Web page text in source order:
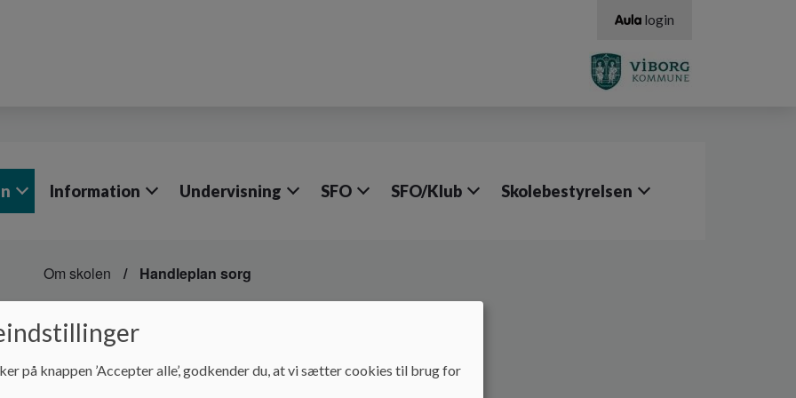
login
Information Undervisning SFO SFO/Klub Skolebestyrelsen
Om skolen Handleplan sorg
Handleplan sorg
Handleplan sorg
på knappen ’Accepter alle’, godkender du, at vi sætter cookies til brug for